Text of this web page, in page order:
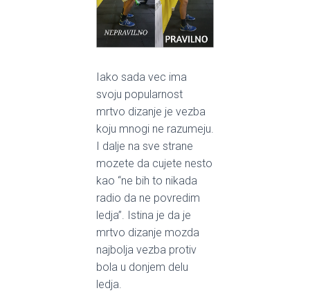
Iako sada vec ima
svoju popularnost
mrtvo dizanje je vezba
koju mnogi ne razumeju.
I dalje na sve strane
mozete da cujete nesto
kao “ne bih to nikada
radio da ne povredim
ledja”. Istina je da je
mrtvo dizanje mozda
najbolja vezba protiv
bola u donjem delu
ledja.